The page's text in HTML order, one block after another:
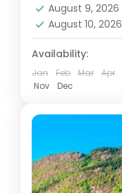
August 9, 2026
August 10, 2026
Availability:
Jan Feb Mar Apr
Nov
Dec